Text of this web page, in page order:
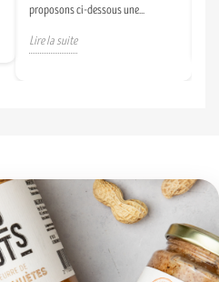
proposons ci-dessous une...
Lire la suite